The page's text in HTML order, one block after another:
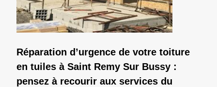
Réparation d’urgence de votre toiture
en tuiles à Saint Remy Sur Bussy :
pensez à recourir aux services du